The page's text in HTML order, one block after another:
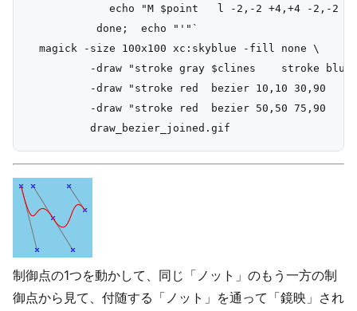
echo "M $point   l -2,-2 +4,+4 -2,-2
           done;  echo "'"`
  magick -size 100x100 xc:skyblue -fill none \
-draw "stroke gray $clines    stroke blue
-draw "stroke red  bezier 10,10 30,90
-draw "stroke red  bezier 50,50 75,90
制御点の1つを動かして、同じ「ノット」のもう一方の制
御点から見て、付随する「ノット」を通って「鏡映」され